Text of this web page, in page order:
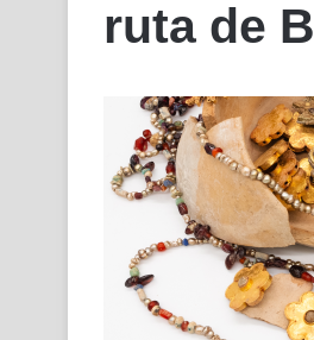
ruta de